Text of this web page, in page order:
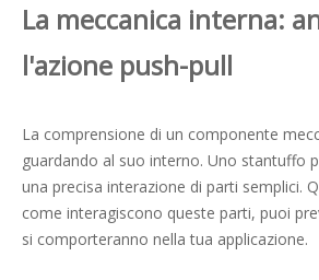
La meccanica interna:
l'azione push-pull
La comprensione di un componente
guardando al suo interno. Uno stantuffo
una precisa interazione di parti semplici.
come interagiscono queste parti, puoi
si comporteranno nella tua applicazione.